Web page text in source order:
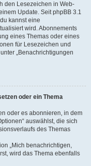
den Lesezeichen in Web-
Update. Seit phpBB 3.1
kannst eine
wird. Abonnements
eines Themas oder eines
für Lesezeichen und
„Benachrichtigungen
oder ein Thema
oder es abonnieren, in dem
auswählst, die sich
des Themas
„Mich benachrichtigen,
wird das Thema ebenfalls